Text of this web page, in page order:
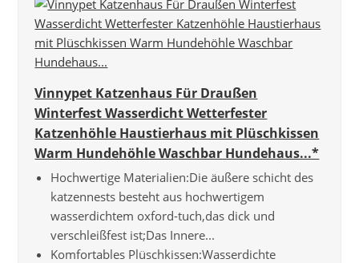
Vinnypet Katzenhaus Für Draußen
Winterfest Wasserdicht Wetterfester
Katzenhöhle Haustierhaus mit Plüschkissen
Warm Hundehöhle Waschbar Hundehaus...*
Hochwertige Materialien:Die äußere schicht des
katzennests besteht aus hochwertigem
wasserdichtem oxford-tuch,das dick und
verschleißfest ist;Das Innere...
Komfortables Plüschkissen:Wasserdichte